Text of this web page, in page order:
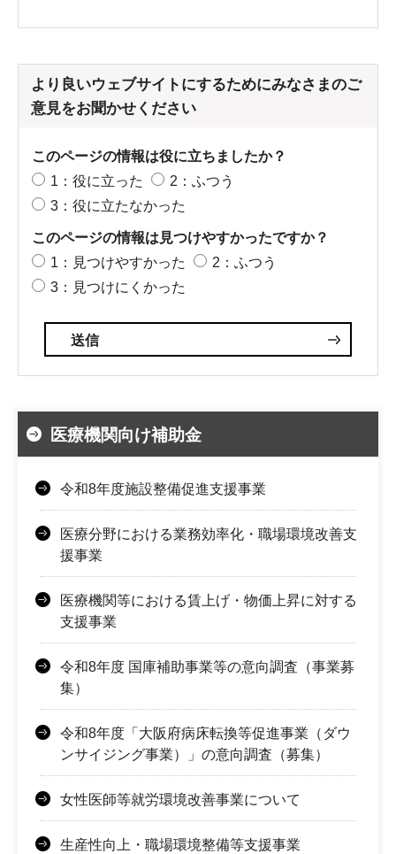
より良いウェブサイトにするためにみなさまのご
意見をお聞かせください
このページの情報は役に立ちましたか？
1：役に立った
2：ふつう
3：役に立たなかった
このページの情報は見つけやすかったですか？
1：見つけやすかった
2：ふつう
3：見つけにくかった
医療機関向け補助金
令和8年度施設整備促進支援事業
医療分野における業務効率化・職場環境改善支
援事業
医療機関等における賃上げ・物価上昇に対する
支援事業
令和8年度 国庫補助事業等の意向調査（事業募
集）
令和8年度「大阪府病床転換等促進事業（ダウ
ンサイジング事業）」の意向調査（募集）
女性医師等就労環境改善事業について
生産性向上・職場環境整備等支援事業